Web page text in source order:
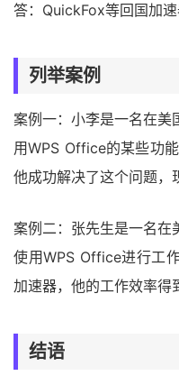
答：QuickFox等回国加速
列举案例
案例一：小李是一名在美
用WPS Office的某些功
他成功解决了这个问题，
案例二：张先生是一名在
使用WPS Office进行工
加速器，他的工作效率得
结语